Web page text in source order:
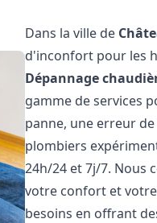
Dans la ville de
d'inconfort pour les
Dépannage
gamme de services
panne, une erreur
plombiers
24h/24 et 7j/7. Nous
votre confort et
besoins en offrant